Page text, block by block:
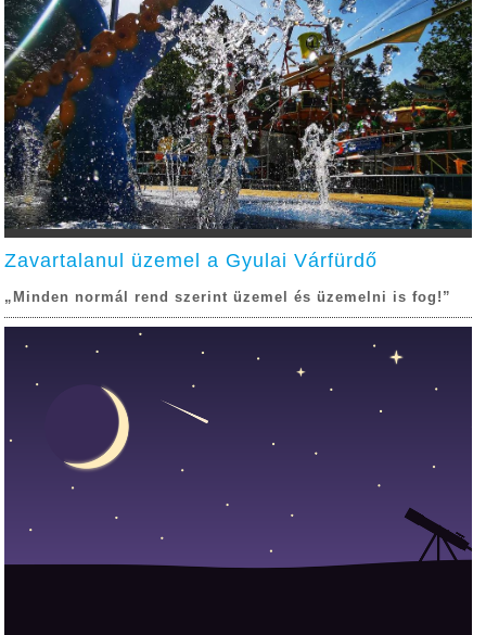
Zavartalanul üzemel a Gyulai Várfürdő
„Minden normál rend szerint üzemel és üzemelni is fog!”